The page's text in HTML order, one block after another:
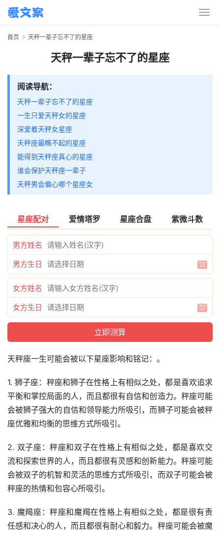
首页 天秤一辈子忘不了的星座
天秤一辈子忘不了的星座
阅读导航：
天秤一辈子忘不了的星座
一生只爱天秤女的星座
深爱着天秤女星座
天秤座最瞧不起的星座
能得到天秤座真心的星座
谁会保护天秤座一辈子
天秤男会偏心哪个星座女
星座配对 爱情塔罗 星座合盘 紫微斗数
男方姓名
男方生日
女方姓名
女方生日
天秤座一生可能会被以下星座影响和铭记：。
1. 狮子座：秤座和狮子在性格上有相似之处，都是喜欢追求
平衡和掌控局面的人，而且都很有自信和创造力。秤座可能
会被狮子强大的自信和领导能力所吸引，而狮子可能会被秤
座优雅和均衡的思维方式所吸引。
2. 双子座：秤座和双子在性格上有相似之处，都是喜欢交
流和探索世界的人，而且都很有灵感和创新能力。秤座可能
会被双子的机智和灵活的思维方式所吸引，而双子可能会被
秤座的热情和包容心所吸引。
3. 魔羯座：秤座和魔羯在性格上有相似之处，都是很有责
任感和决心的人，而且都很有耐心和毅力。秤座可能会被魔